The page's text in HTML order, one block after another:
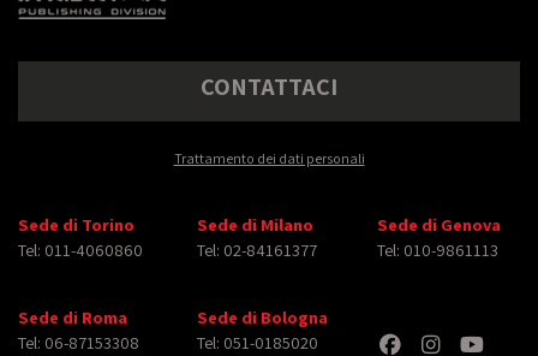
CONTATTACI
Trattamento dei dati personali
Sede di Torino
Tel: 011-4060860
Sede di Milano
Tel: 02-84161377
Sede di Genova
Tel: 010-9861113
Sede di Roma
Tel: 06-87153308
Sede di Bologna
Tel: 051-0185020